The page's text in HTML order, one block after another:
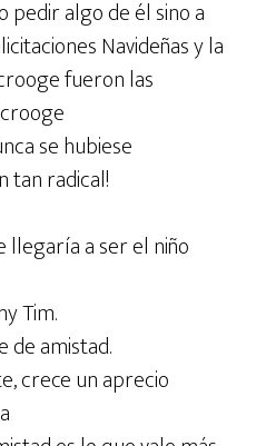
algo de él sino a
Navideñas y la
fueron las
se hubiese
tan radical!
llegaría a ser el niño
Tim.
de amistad.
crece un aprecio